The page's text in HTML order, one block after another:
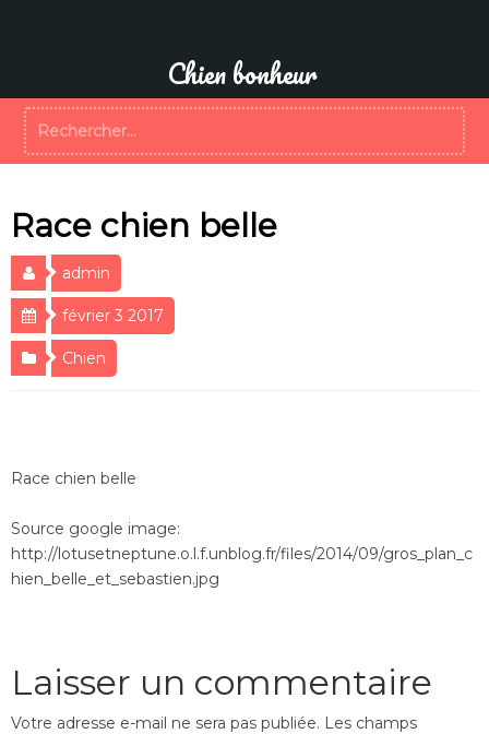
Chien bonheur
Race chien belle
admin
février 3 2017
Chien
Race chien belle
Source google image:
http://lotusetneptune.o.l.f.unblog.fr/files/2014/09/gros_plan_c
hien_belle_et_sebastien.jpg
Laisser un commentaire
Votre adresse e-mail ne sera pas publiée. Les champs
Rechercher :